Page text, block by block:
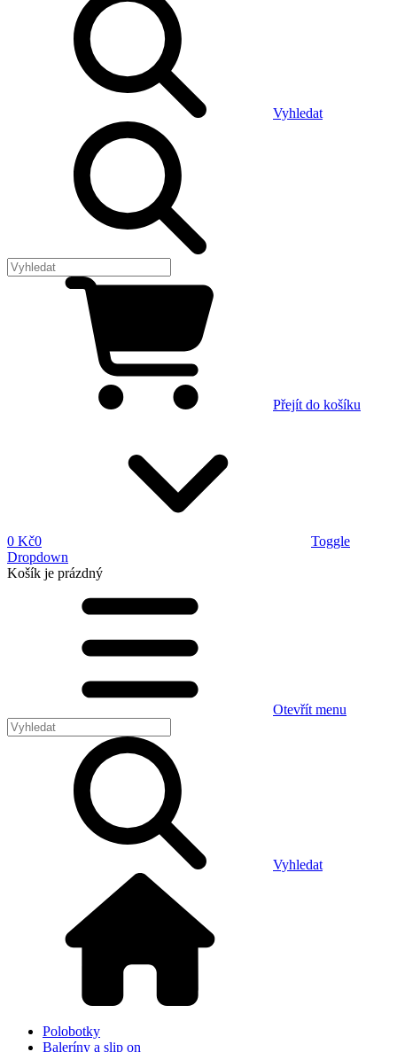
Vyhledat
Přejít do košíku
0 Kč0
Toggle
Dropdown
Košík je prázdný
Otevřít menu
Vyhledat
Polobotky
Baleríny a slip on